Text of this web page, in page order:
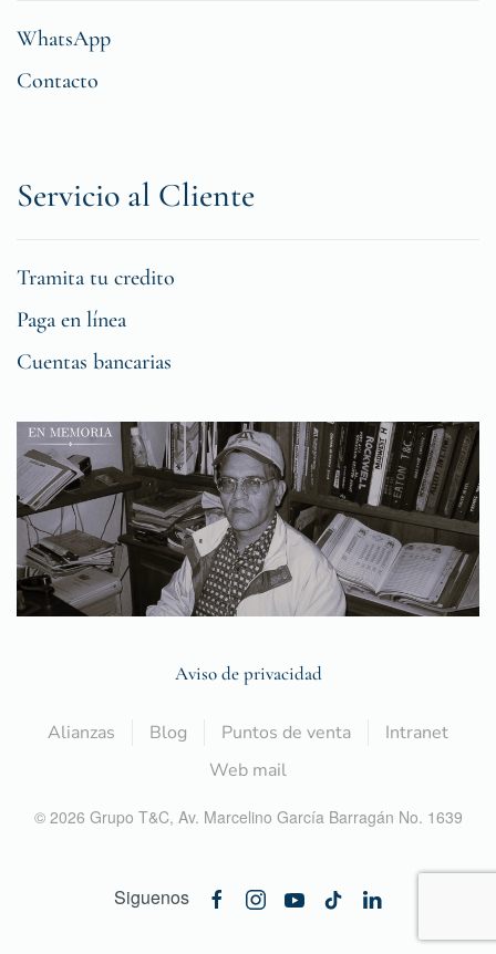
WhatsApp
Contacto
Servicio al Cliente
Tramita tu credito
Paga en línea
Cuentas bancarias
Aviso de privacidad
Alianzas Blog Puntos de venta
Intranet
Web mail
© 2026 Grupo T&C, Av. Marcelino García Barragán No. 1639
Siguenos